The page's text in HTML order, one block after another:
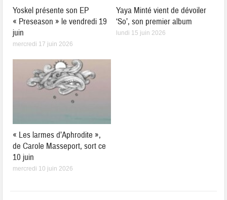
Yoskel présente son EP
« Preseason » le vendredi 19
juin
mercredi 17 juin 2026
Yaya Minté vient de dévoiler
‘So’, son premier album
lundi 15 juin 2026
« Les larmes d’Aphrodite »,
de Carole Masseport, sort ce
10 juin
mercredi 10 juin 2026